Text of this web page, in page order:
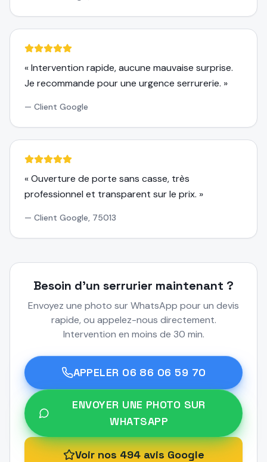
«Intervention rapide, aucune mauvaise surprise.
Je recommande pour une urgence serrurerie. »
— Client Google
«Ouverture de porte sans casse, très
professionnel et transparent sur le prix. »
— Client Google, 75013
Besoin d'un serrurier maintenant ?
Envoyez une photo sur WhatsApp pour un devis
rapide, ou appelez-nous directement.
Intervention en moins de 30 min.
APPELER 06 86 06 59 70
ENVOYER UNE PHOTO SUR
WHATSAPP
Voir nos 494 avis Google